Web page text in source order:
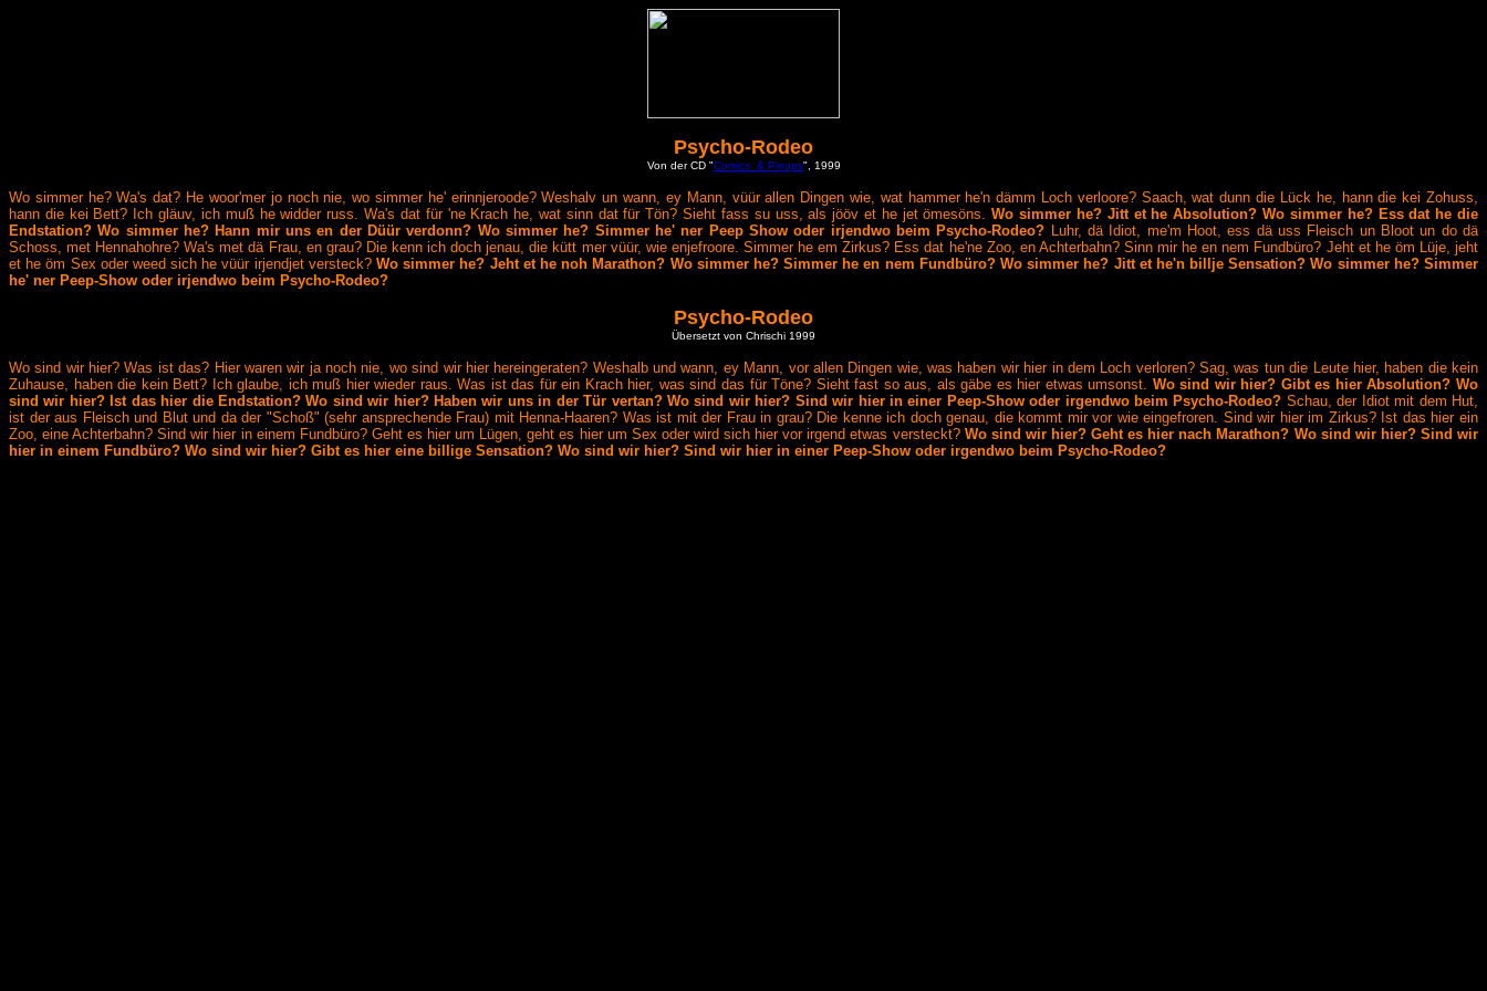
Psycho-Rodeo
Von der CD "Comics & Pinups", 1999
Wo simmer he? Wa's dat? He woor'mer jo noch nie, wo simmer he' erinnjeroode? Weshalv un wann, ey Mann, vüür allen Dingen wie, wat hammer he'n dämm Loch verloore? Saach, wat dunn die Lück he, hann die kei Zohuss,
hann die kei Bett? Ich gläuv, ich muß he widder russ. Wa's dat für 'ne Krach he, wat sinn dat für Tön? Sieht fass su uss, als jööv et he jet ömesöns.Wo simmer he? Jitt et he Absolution? Wo simmer he? Ess dat he die
Endstation? Wo simmer he? Hann mir uns en der Düür verdonn? Wo simmer he? Simmer he' ner Peep Show oder irjendwo beim Psycho-Rodeo? Luhr, dä Idiot, me'm Hoot, ess dä uss Fleisch un Bloot un do dä
Schoss, met Hennahohre? Wa's met dä Frau, en grau? Die kenn ich doch jenau, die kütt mer vüür, wie enjefroore. Simmer he em Zirkus? Ess dat he'ne Zoo, en Achterbahn? Sinn mir he en nem Fundbüro? Jeht et he öm Lüje, jeht
et he öm Sex oder weed sich he vüür irjendjet versteck?Wo simmer he? Jeht et he noh Marathon? Wo simmer he? Simmer he en nem Fundbüro? Wo simmer he? Jitt et he'n billje Sensation? Wo simmer he? Simmer
he' ner Peep-Show oder irjendwo beim Psycho-Rodeo?
Psycho-Rodeo
Übersetzt von Chrischi 1999
Wo sind wir hier? Was ist das? Hier waren wir ja noch nie, wo sind wir hier hereingeraten? Weshalb und wann, ey Mann, vor allen Dingen wie, was haben wir hier in dem Loch verloren? Sag, was tun die Leute hier, haben die kein
Zuhause, haben die kein Bett? Ich glaube, ich muß hier wieder raus. Was ist das für ein Krach hier, was sind das für Töne? Sieht fast so aus, als gäbe es hier etwas umsonst. Wo sind wir hier? Gibt es hier Absolution? Wo
sind wir hier? Ist das hier die Endstation? Wo sind wir hier? Haben wir uns in der Tür vertan? Wo sind wir hier? Sind wir hier in einer Peep-Show oder irgendwo beim Psycho-Rodeo? Schau, der Idiot mit dem Hut,
ist der aus Fleisch und Blut und da der "Schoß" (sehr ansprechende Frau) mit Henna-Haaren? Was ist mit der Frau in grau? Die kenne ich doch genau, die kommt mir vor wie eingefroren. Sind wir hier im Zirkus? Ist das hier ein
Zoo, eine Achterbahn? Sind wir hier in einem Fundbüro? Geht es hier um Lügen, geht es hier um Sex oder wird sich hier vor irgend etwas versteckt? Wo sind wir hier? Geht es hier nach Marathon? Wo sind wir hier? Sind wir
hier in einem Fundbüro? Wo sind wir hier? Gibt es hier eine billige Sensation? Wo sind wir hier? Sind wir hier in einer Peep-Show oder irgendwo beim Psycho-Rodeo?